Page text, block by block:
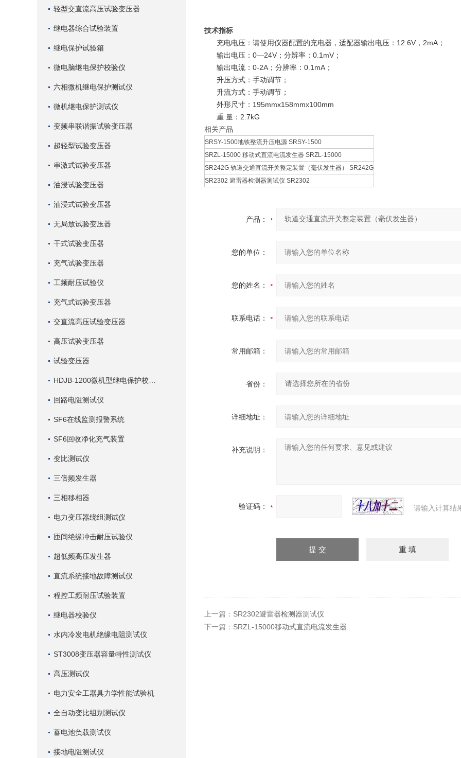
轻型交直流高压试验变压器
继电器综合试验装置
继电保护试验箱
微电脑继电保护校验仪
六相微机继电保护测试仪
微机继电保护测试仪
变频串联谐振试验变压器
超轻型试验变压器
串激式试验变压器
油浸试验变压器
油浸式试验变压器
无局放试验变压器
干式试验变压器
充气试验变压器
工频耐压试验仪
充气式试验变压器
交直流高压试验变压器
高压试验变压器
试验变压器
回路电阻测试仪
SF6在线监测报警系统
SF6回收净化充气装置
变比测试仪
三倍频发生器
三相移相器
电力变压器绕组测试仪
匝间绝缘冲击耐压试验仪
超低频高压发生器
直流系统接地故障测试仪
程控工频耐压试验装置
继电器校验仪
水内冷发电机绝缘电阻测试仪
ST3008变压器容量特性测试仪
高压测试仪
电力安全工器具力学性能试验机
全自动变比组别测试仪
蓄电池负载测试仪
接地电阻测试仪
技术指标
充电电压：请使用仪器配置的充电器，适配器输出电压：12.6V，2mA；
输出电压：0—24V；分辨率：0.1mV；
输出电流：0-2A；分辨率：0.1mA；
升压方式：手动调节；
升流方式：手动调节；
外形尺寸：195mmx158mmx100mm
重 量：2.7kG
相关产品
SRSY-1500地铁整流升压电源 SRSY-1500
SRZL-15000 移动式直流电流发生器 SRZL-15000
SR242G 轨道交通直流开关整定装置（毫伏发生器） SR242G
SR2302 避雷器检测器测试仪 SR2302
产品：
您的单位：
您的姓名：
联系电话：
常用邮箱：
省份：
详细地址：
补充说明：
验证码： 请输入计算结
上一篇： SR2302避雷器检测器测试仪
下一篇： SRZL-15000移动式直流电流发生器